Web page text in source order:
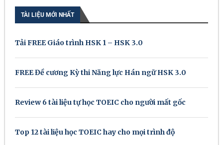
TÀI LIỆU MỚI NHẤT
Tải FREE Giáo trình HSK 1 – HSK 3.0
FREE Đề cương Kỳ thi Năng lực Hán ngữ HSK 3.0
Review 6 tài liệu tự học TOEIC cho người mất gốc
Top 12 tài liệu học TOEIC hay cho mọi trình độ